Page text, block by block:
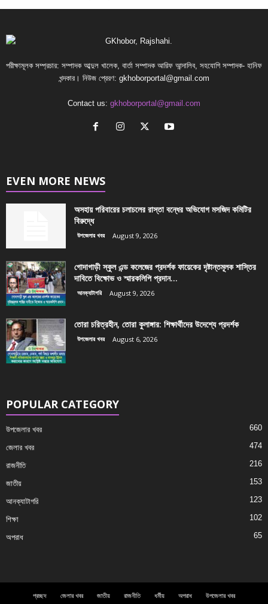
পরীক্ষামূলক সম্প্রচার: সম্পাদক আব্দুল খালেক, বার্তা সম্পাদক আরিফ আন্দালিব, সহযোগি সম্পাদক- হানিফ
খন্দকার। নিউজ প্রেরণ: gkhoborportal@gmail.com
Contact us: gkhoborportal@gmail.com
EVEN MORE NEWS
অসহায় পরিবারের চলাচলের রাস্তা বন্ধের অভিযোগ মসজিদ কমিটির
বিরুদ্ধে
উপজেলার খবর August 9, 2026
গোদাগাড়ী স্কুল এন্ড কলেজের প্রদর্শক ফায়েকের দৃষ্টান্তমূলক শাস্তির
দাবিতে বিক্ষোভ ও স্মারকলিপি প্রদান...
আনক্যাটাগরি August 9, 2026
তোরা চরিত্রহীন, তোরা কুলাঙ্গার: শিক্ষার্থীদের উদেশ্যে প্রদর্শক
উপজেলার খবর August 6, 2026
POPULAR CATEGORY
উপজেলার খবর 660
জেলার খবর 474
রাজনীতি 216
জাতীয় 153
আনক্যাটাগরি 123
শিক্ষা 102
অপরাধ 65
প্রচ্ছদ জেলার খবর জাতীয় রাজনীতি ধর্মীয় অপরাধ উপজেলার খবর